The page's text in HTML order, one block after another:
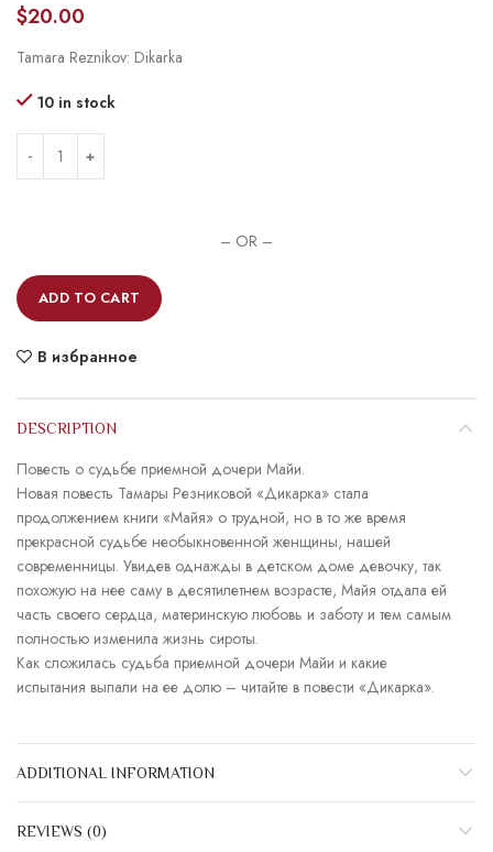
$20.00
Tamara Reznikov: Dikarka
10 in stock
– OR –
ADD TO CART
В избранное
DESCRIPTION
Повесть о судьбе приемной дочери Майи.
Новая повесть Тамары Резниковой «Дикарка» стала
продолжением книги «Майя» о трудной, но в то же время
прекрасной судьбе необыкновенной женщины, нашей
современницы. Увидев однажды в детском доме девочку, так
похожую на нее саму в десятилетнем возрасте, Майя отдала ей
часть своего сердца, материнскую любовь и заботу и тем самым
полностью изменила жизнь сироты.
Как сложилась судьба приемной дочери Майи и какие
испытания выпали на ее долю – читайте в повести «Дикарка».
ADDITIONAL INFORMATION
REVIEWS (0)